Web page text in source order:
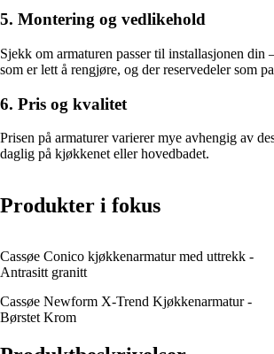
5. Montering og vedlikehold
Sjekk om armaturen passer til installasjonen
som er lett å rengjøre, og der reservedeler som
6. Pris og kvalitet
Prisen på armaturer varierer mye avhengig av
daglig på kjøkkenet eller hovedbadet.
Produkter i fokus
Cassøe Conico kjøkkenarmatur med uttrekk -
Antrasitt granitt
Cassøe Newform X-Trend Kjøkkenarmatur -
Børstet Krom